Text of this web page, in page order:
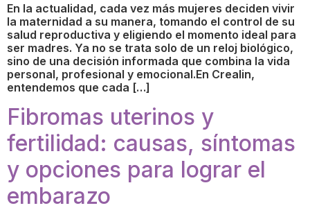
En la actualidad, cada vez más mujeres deciden vivir
la maternidad a su manera, tomando el control de su
salud reproductiva y eligiendo el momento ideal para
ser madres. Ya no se trata solo de un reloj biológico,
sino de una decisión informada que combina la vida
personal, profesional y emocional.En Crealin,
entendemos que cada […]
Fibromas uterinos y
fertilidad: causas, síntomas
y opciones para lograr el
embarazo